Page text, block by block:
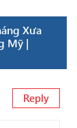
Xưa
Mỹ |
Reply